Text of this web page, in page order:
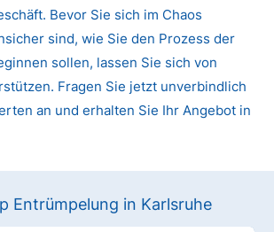
Bevor Sie sich im Chaos
sind, wie Sie den Prozess der
sollen, lassen Sie sich von
Fragen Sie jetzt unverbindlich
an und erhalten Sie Ihr Angebot in
Entrümpelung in Karlsruhe